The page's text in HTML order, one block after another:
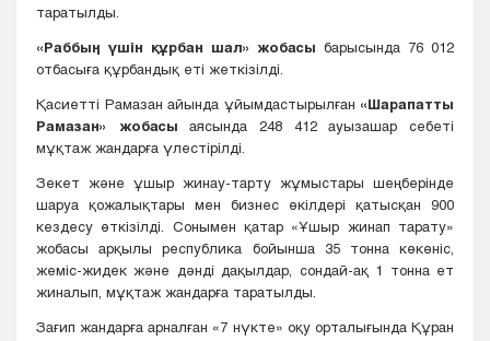
таратылды.
«Раббың үшін құрбан шал» жобасы барысында 76 012
отбасыға құрбандық еті жеткізілді.
Қасиетті Рамазан айында ұйымдастырылған «Шарапатты
Рамазан» жобасы аясында 248 412 ауызашар себеті
мұқтаж жандарға үлестірілді.
Зекет және ұшыр жинау-тарту жұмыстары шеңберінде
шаруа қожалықтары мен бизнес өкілдері қатысқан 900
кездесу өткізілді. Сонымен қатар «Ұшыр жинап тарату»
жобасы арқылы республика бойынша 35 тонна көкөніс,
жеміс-жидек және дәнді дақылдар, сондай-ақ 1 тонна ет
жиналып, мұқтаж жандарға таратылды.
Зағип жандарға арналған «7 нүкте» оқу орталығында Құран